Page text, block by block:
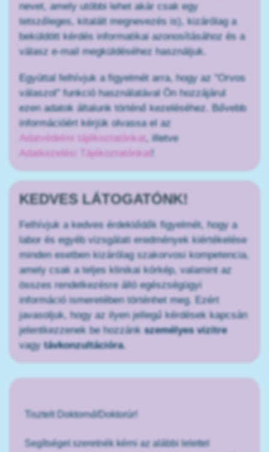
nevet, amely utóbbi lehet akár csak egy
tetszőleges, kitalált megnevezés is), kizárólag a
beküldött kérdés informatikai azonosításához és a
válasz e-mail megküldéséhez használjuk.
Egyúttal felhívjuk a figyelmét arra, hogy az "Orvos
válaszol" funkció használatával Ön hozzájárul
ezen adatok általunk történő kezeléséhez. Bővebb
információért kérjük olvassa el az
Adatvédelmi tájékoztatónkat, illetve
Adatkezelési Tájékoztatónkat!
KEDVES LÁTOGATÓNK!
Felhívjuk a kedves érdeklődők figyelmét, hogy a
labor és egyéb vizsgálati eredmények kiértékelése
minden esetben kizárólag szakorvosi kompetencia,
amely csak a teljes klinikai kórkép, valamint az
összes rendelkezésre álló egészségügyi
információ ismeretében történhet meg. Ezért
javasoljuk, hogy az ilyen jellegű kérdések kapcsán
jelentkezzenek be hozzánkszemélyes vizitre
vagytávkonzultációra.
Tisztelt Doktornő/Doktorúr!
Segítséget szeretnék kérni az alábbi lelettel